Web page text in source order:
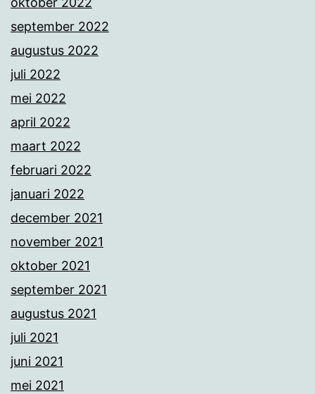
september 2022
augustus 2022
juli 2022
mei 2022
april 2022
maart 2022
februari 2022
januari 2022
december 2021
november 2021
oktober 2021
september 2021
augustus 2021
juli 2021
juni 2021
mei 2021